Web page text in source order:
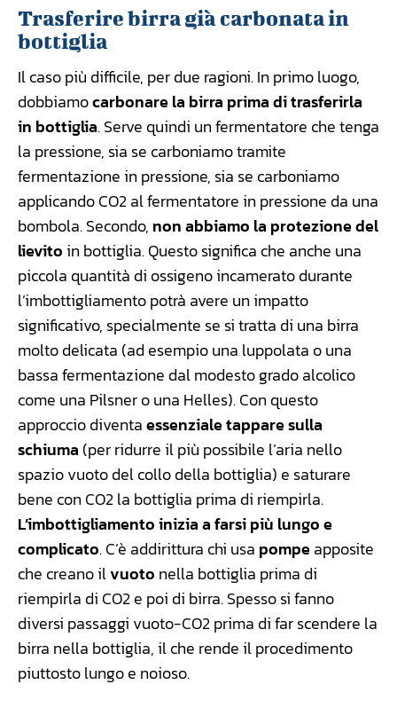
Trasferire birra già carbonata in
bottiglia
Il caso più difficile, per due ragioni. In primo luogo,
dobbiamocarbonare la birra prima di trasferirla
in bottiglia. Serve quindi un fermentatore che tenga
la pressione, sia se carboniamo tramite
fermentazione in pressione, sia se carboniamo
applicando CO2 al fermentatore in pressione da una
bombola. Secondo, non abbiamo la protezione del
lievito in bottiglia. Questo significa che anche una
piccola quantità di ossigeno incamerato durante
l’imbottigliamento potrà avere un impatto
significativo, specialmente se si tratta di una birra
molto delicata (ad esempio una luppolata o una
bassa fermentazione dal modesto grado alcolico
come una Pilsner o una Helles). Con questo
approccio diventaessenziale tappare sulla
schiuma (per ridurre il più possibile l’aria nello
spazio vuoto del collo della bottiglia) e saturare
bene con CO2 la bottiglia prima di riempirla.
L’imbottigliamento inizia a farsi più lungo e
complicato. C’è addirittura chi usa pompeapposite
che creano ilvuoto nella bottiglia prima di
riempirla di CO2 e poi di birra. Spesso si fanno
diversi passaggi vuoto-CO2 prima di far scendere la
birra nella bottiglia, il che rende il procedimento
piuttosto lungo e noioso.